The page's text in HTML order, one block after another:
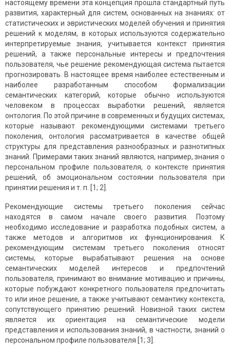
настоящему времени эта концепция прошла стандартный путь
развития, характерный для систем, основанных на знаниях: от
статистических и эвристических моделей обучения и принятия
решений к моделям, в которых используются содержательно
интерпретируемые знания, учитывается контекст принятия
решений, а также персональные интересы и предпочтения
пользователя, чье решение рекомендующая система пытается
прогнозировать. В настоящее время наиболее естественным и
наиболее разработанным способом формализации
семантических категорий, которые обычно используются
человеком в процессах выработки решений, является
онтология. По этой причине в современных и будущих системах,
которые называют рекомендующими системами третьего
поколения, онтология рассматривается в качестве общей
структуры для представления разнообразных и разнотипных
знаний. Примерами таких знаний являются, например, знания о
персональном профиле пользователя, о контексте принятия
решений, об эмоциональном состоянии пользователя при
принятии решения и т. п. [1; 2].
Рекомендующие системы третьего поколения сейчас
находятся в самом начале своего развития. Поэтому
необходимо исследование и разработка подобных систем, а
также методов и алгоритмов их функционирования. К
рекомендующим системам третьего поколения относят
системы, которые вырабатывают решения на основе
семантических моделей интересов и предпочтений
пользователя, принимают во внимание мотивацию и причины,
которые побуждают конкретного пользователя предпочитать
то или иное решение, а также учитывают семантику контекста,
сопутствующего принятию решений. Новизной таких систем
является их ориентация на семантические модели
представления и использования знаний, в частности, знаний о
персональном профиле пользователя [1; 3].